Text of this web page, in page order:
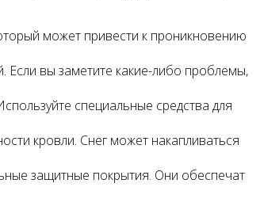
может привести к проникновению
Если вы заметите какие-либо проблемы,
специальные средства для
кровли. Снег может накапливаться
защитные покрытия. Они обеспечат